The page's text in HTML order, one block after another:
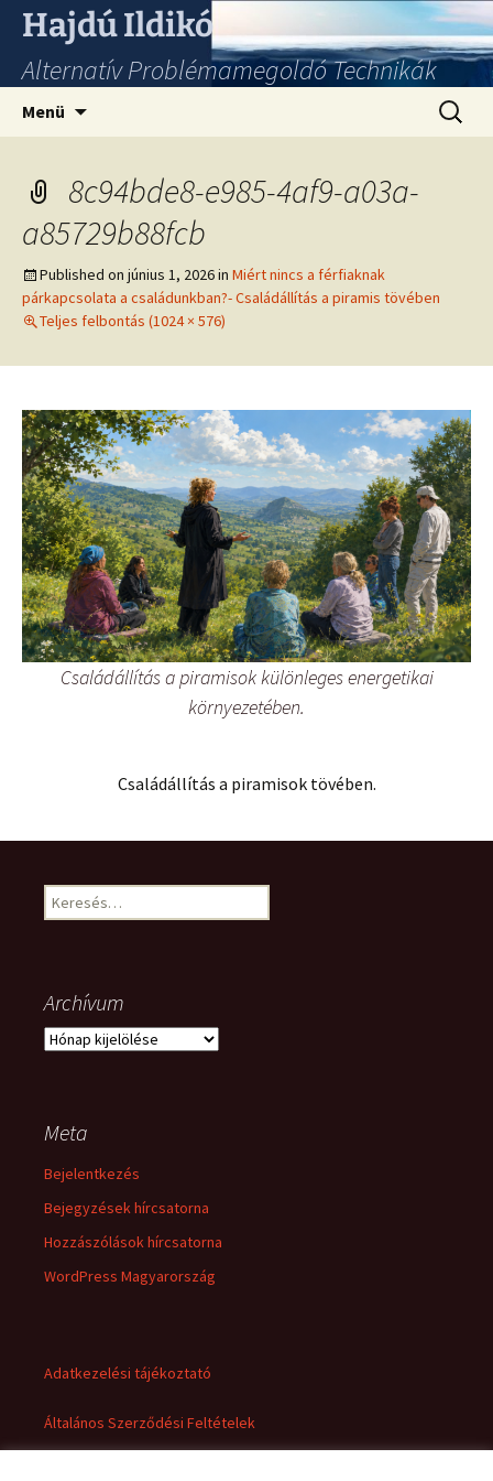
Hajdú Ildikó
Alternatív Problémamegoldó Technikák
Menü
8c94bde8-e985-4af9-a03a-
a85729b88fcb
Published on június 1, 2026in Miért nincs a férfiaknak
párkapcsolata a családunkban?- Családállítás a piramis tövében
Teljes felbontás (1024 × 576)
Családállítás a piramisok különleges energetikai
környezetében.
Családállítás a piramisok tövében.
Keresés:
Archívum
Archívum
Meta
Bejelentkezés
Bejegyzések hírcsatorna
Hozzászólások hírcsatorna
WordPress Magyarország
Adatkezelési tájékoztató
Általános Szerződési Feltételek